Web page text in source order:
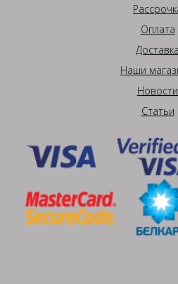
Оплата
Доставка
Наши
Новости
Статьи